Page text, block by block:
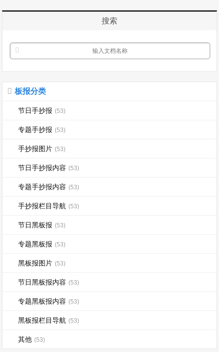
力的均衡，圆周上每一点在视觉引力上具
有均衡地...
搜索
板报分类
节日手抄报 (53)
专题手抄报 (53)
手抄报图片 (53)
节日手抄报内容 (53)
专题手抄报内容 (53)
手抄报栏目导航 (53)
节日黑板报 (53)
专题黑板报 (53)
黑板报图片 (53)
节日黑板报内容 (53)
专题黑板报内容 (53)
黑板报栏目导航 (53)
其他 (53)